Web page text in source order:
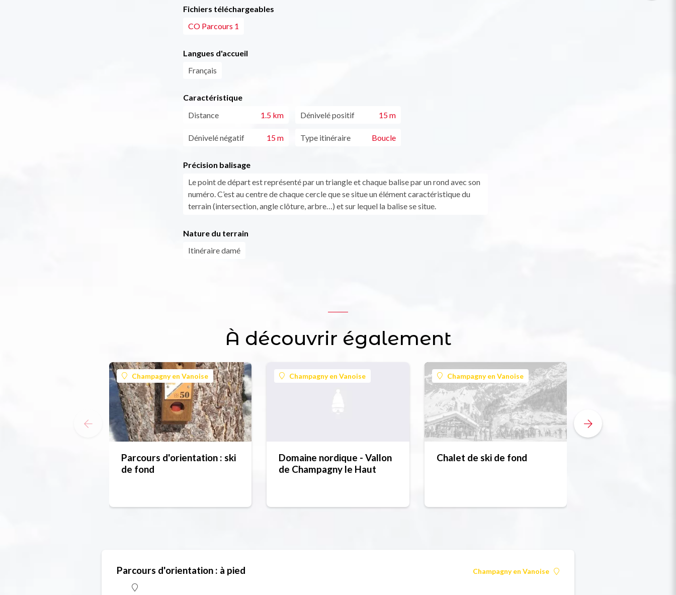
Fichiers téléchargeables
CO Parcours 1
Langues d'accueil
Français
Caractéristique
Distance
1.5 km Dénivelé positif 15 m
Dénivelé négatif 15 m Type itinéraire Boucle
Précision balisage
Le point de départ est représenté par un triangle et chaque balise par un rond avec son
numéro. C’est au centre de chaque cercle que se situe un élément caractéristique du
terrain (intersection, angle clôture, arbre…) et sur lequel la balise se situe.
Nature du terrain
Itinéraire damé
À découvrir également
Champagny en Vanoise
Parcours d'orientation : ski
de fond
Champagny en Vanoise
Domaine nordique - Vallon
de Champagny le Haut
Champagny en Vanoise
Chalet de ski de fond
Parcours d'orientation : à pied Champagny en Vanoise